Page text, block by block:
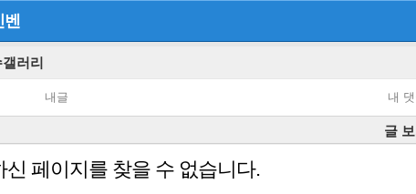
벤
러리
내글 내
글
신 페이지를 찾을 수 없습니다.